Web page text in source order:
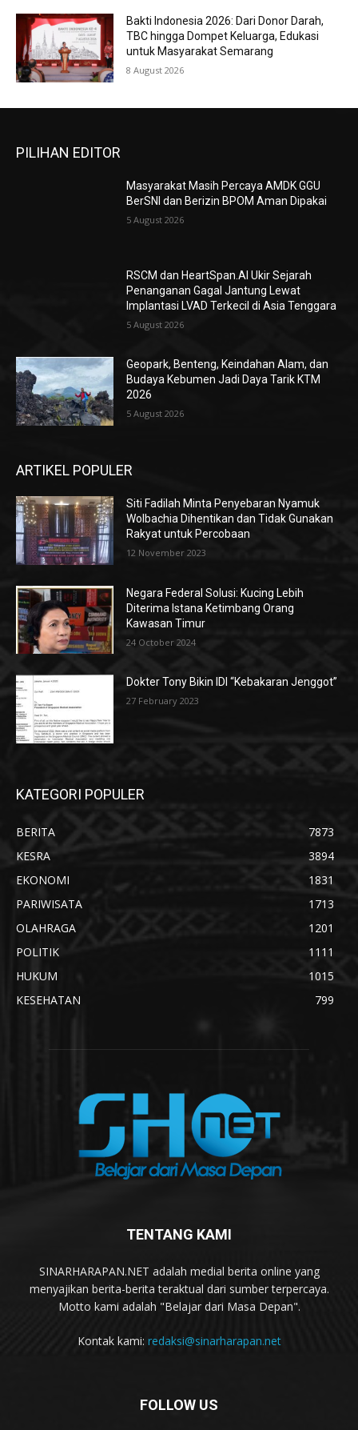
Bakti Indonesia 2026: Dari Donor Darah,
TBC hingga Dompet Keluarga, Edukasi
untuk Masyarakat Semarang
8 August 2026
PILIHAN EDITOR
Masyarakat Masih Percaya AMDK GGU
BerSNI dan Berizin BPOM Aman Dipakai
5 August 2026
RSCM dan HeartSpan.AI Ukir Sejarah
Penanganan Gagal Jantung Lewat
Implantasi LVAD Terkecil di Asia Tenggara
5 August 2026
Geopark, Benteng, Keindahan Alam, dan
Budaya Kebumen Jadi Daya Tarik KTM
2026
5 August 2026
ARTIKEL POPULER
Siti Fadilah Minta Penyebaran Nyamuk
Wolbachia Dihentikan dan Tidak Gunakan
Rakyat untuk Percobaan
12 November 2023
Negara Federal Solusi: Kucing Lebih
Diterima Istana Ketimbang Orang
Kawasan Timur
24 October 2024
Dokter Tony Bikin IDI “Kebakaran Jenggot”
27 February 2023
KATEGORI POPULER
BERITA
7873
KESRA
3894
EKONOMI
1831
PARIWISATA
1713
OLAHRAGA
1201
POLITIK
1111
HUKUM
1015
KESEHATAN
799
TENTANG KAMI
SINARHARAPAN.NET adalah medial berita online yang
menyajikan berita-berita teraktual dari sumber terpercaya.
Motto kami adalah "Belajar dari Masa Depan".
Kontak kami: redaksi@sinarharapan.net
FOLLOW US